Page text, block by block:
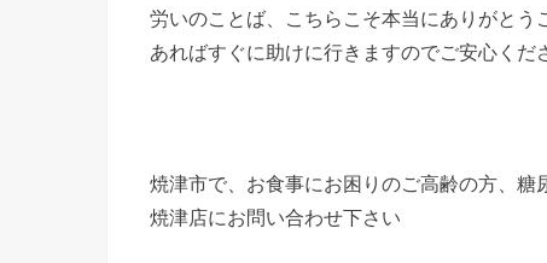
労いのことば、こちらこそ本当にありがと
あればすぐに助けに行きますのでご安心くだ
焼津市で、お食事にお困りのご高齢の方、糖
焼津店にお問い合わせ下さい